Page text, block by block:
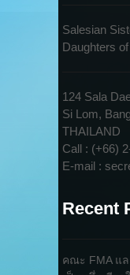
Salesian
Daughters
124 Sala
Si Lom,
THAILAND
Call : (+66)
E-mail :
Recent
คณะ FMA แ